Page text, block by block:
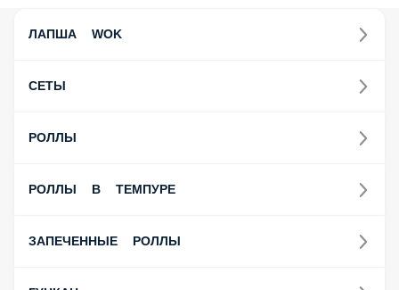
ЛАПША WOK
СЕТЫ
РОЛЛЫ
РОЛЛЫ В ТЕМПУРЕ
ЗАПЕЧЕННЫЕ РОЛЛЫ